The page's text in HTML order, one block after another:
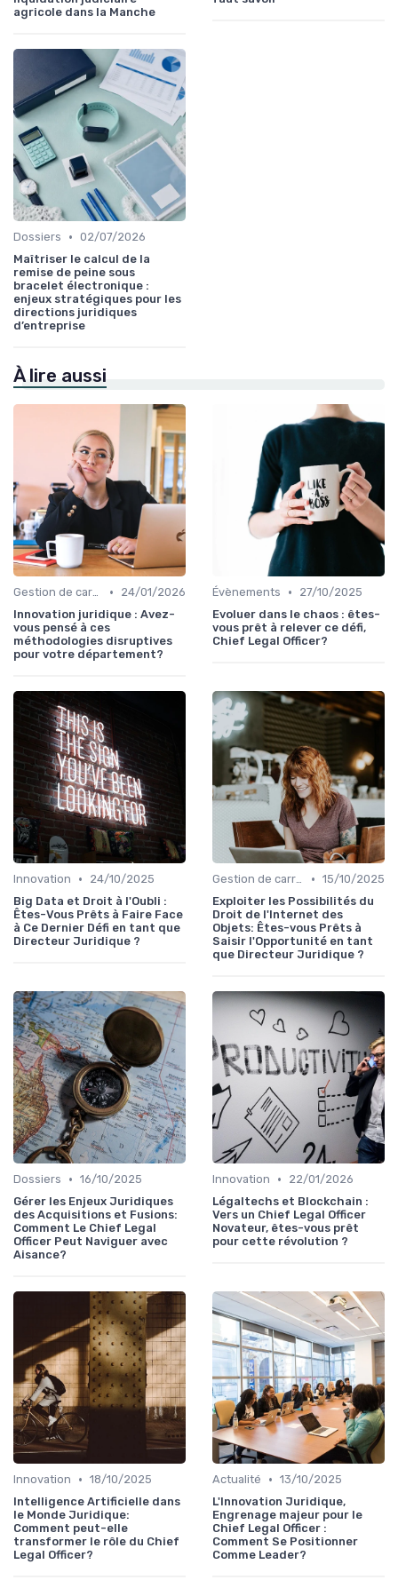
agricole dans la Manche
Dossiers • 02/07/2026
Maîtriser le calcul de la
remise de peine sous
bracelet électronique :
enjeux stratégiques pour les
directions juridiques
d’entreprise
À lire aussi
Gestion de carrière •
24/01/2026
Innovation juridique : Avez-
vous pensé à ces
méthodologies disruptives
pour votre département?
Évènements •
27/10/2025
Evoluer dans le chaos : êtes-
vous prêt à relever ce défi,
Chief Legal Officer?
Innovation •
24/10/2025
Big Data et Droit à l'Oubli :
Êtes-Vous Prêts à Faire Face
à Ce Dernier Défi en tant que
Directeur Juridique ?
Gestion de carrière • 15/10/2025
Exploiter les Possibilités du
Droit de l'Internet des
Objets: Êtes-vous Prêts à
Saisir l'Opportunité en tant
que Directeur Juridique ?
Dossiers • 16/10/2025
Gérer les Enjeux Juridiques
des Acquisitions et Fusions:
Comment Le Chief Legal
Officer Peut Naviguer avec
Aisance?
Innovation •
22/01/2026
Légaltechs et Blockchain :
Vers un Chief Legal Officer
Novateur, êtes-vous prêt
pour cette révolution ?
Innovation • 18/10/2025
Intelligence Artificielle dans
le Monde Juridique:
Comment peut-elle
transformer le rôle du Chief
Legal Officer?
Actualité • 13/10/2025
L'Innovation Juridique,
Engrenage majeur pour le
Chief Legal Officer :
Comment Se Positionner
Comme Leader?